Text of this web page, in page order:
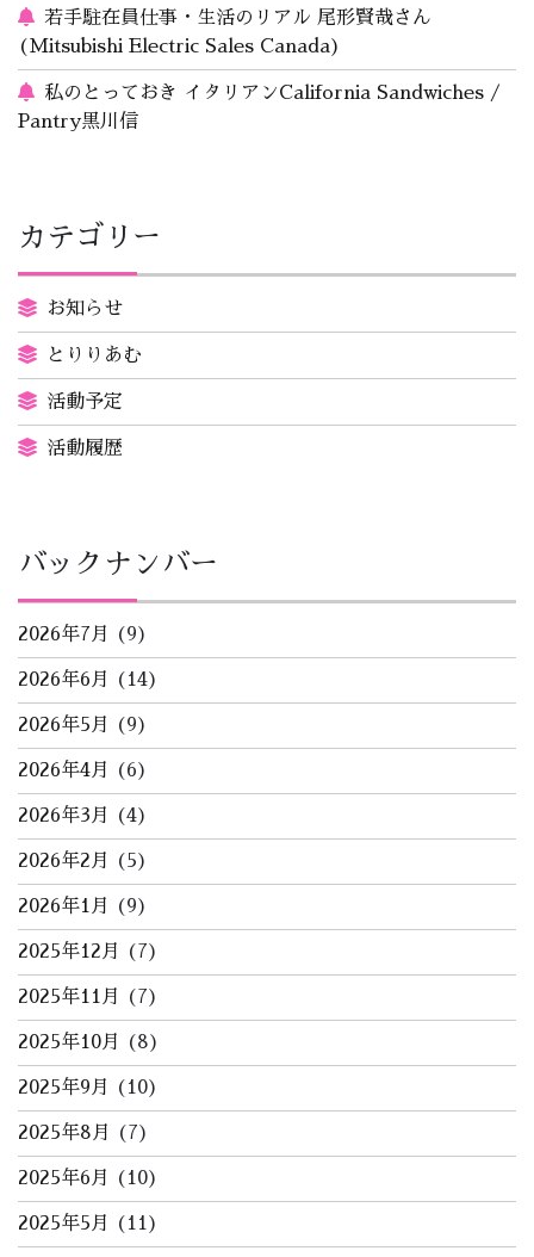
若手駐在員仕事・生活のリアル 尾形賢哉さん
(Mitsubishi Electric Sales Canada)
私のとっておき イタリアンCalifornia Sandwiches /
Pantry黒川信
カテゴリー
お知らせ
とりりあむ
活動予定
活動履歴
バックナンバー
2026年7月 (9)
2026年6月 (14)
2026年5月 (9)
2026年4月 (6)
2026年3月 (4)
2026年2月 (5)
2026年1月 (9)
2025年12月 (7)
2025年11月 (7)
2025年10月 (8)
2025年9月 (10)
2025年8月 (7)
2025年6月 (10)
2025年5月 (11)